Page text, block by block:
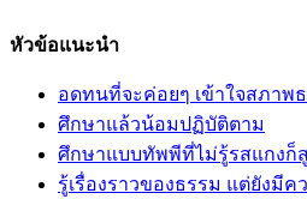
หัวข้อแนะนำ
อดทนที่จะค่อยๆ เข้าใจสภาพ
ศึกษาแล้วน้อมปฏิบัติตาม
ศึกษาแบบทัพพีที่ไม่รู้รสแกงก็
รู้เรื่องราวของธรรม แต่ยังมีค